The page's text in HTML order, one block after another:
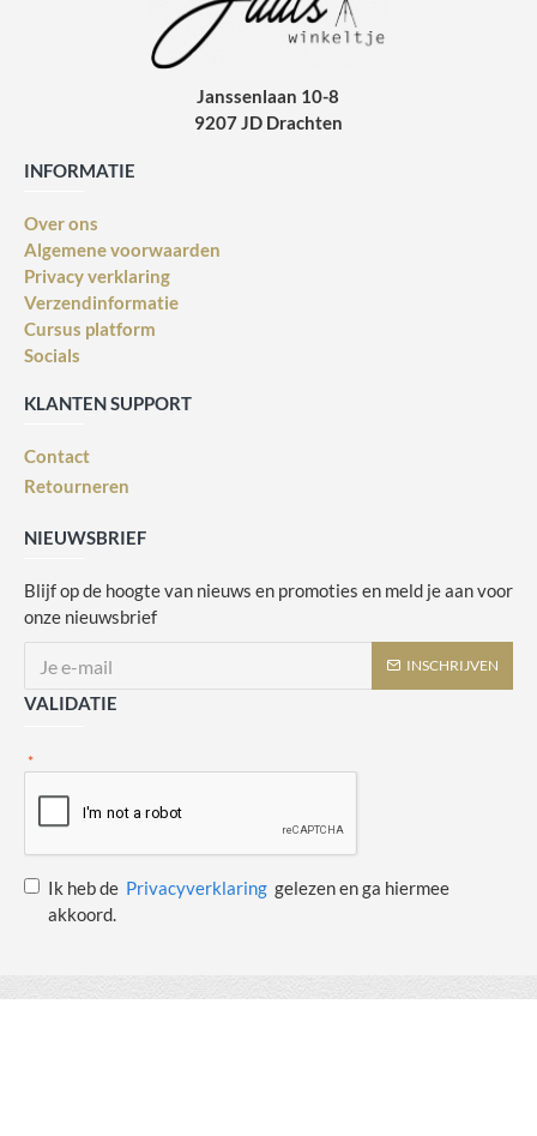
Janssenlaan 10-8
9207 JD Drachten
INFORMATIE
Over ons
Algemene voorwaarden
Privacy verklaring
Verzendinformatie
Cursus platform
Socials
KLANTEN SUPPORT
Contact
Retourneren
NIEUWSBRIEF
Blijf op de hoogte van nieuws en promoties en meld je aan voor
onze nieuwsbrief
INSCHRIJVEN
VALIDATIE
Ik heb de Privacyverklaring gelezen en ga hiermee
akkoord.